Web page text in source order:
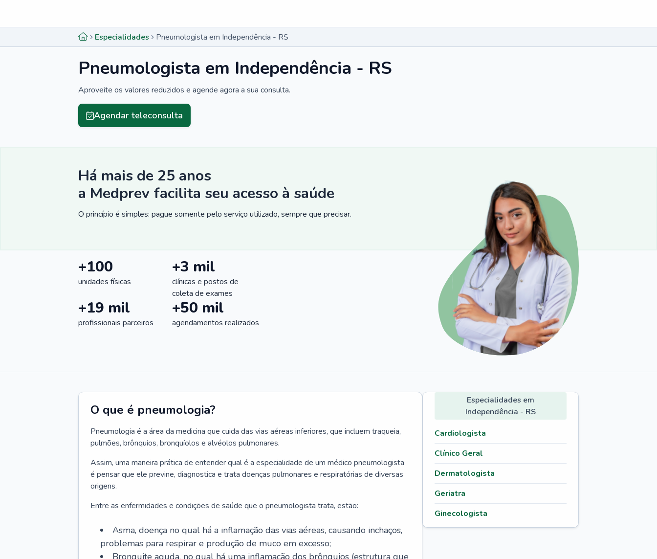
Especialidades Pneumologista em Independência - RS
Pneumologista em Independência - RS
Aproveite os valores reduzidos e agende agora a sua consulta.
Agendar teleconsulta
Há mais de 25 anos
a Medprev facilita seu acesso à saúde
O princípio é simples: pague somente pelo serviço utilizado, sempre que precisar.
+100
unidades físicas
+3 mil
clínicas e postos de
coleta de exames
+19 mil
profissionais parceiros
+50 mil
agendamentos realizados
O que é pneumologia?
Pneumologia é a área da medicina que cuida das vias aéreas inferiores, que incluem traqueia,
pulmões, brônquios, bronquíolos e alvéolos pulmonares.
Assim, uma maneira prática de entender qual é a especialidade de um médico pneumologista
é pensar que ele previne, diagnostica e trata doenças pulmonares e respiratórias de diversas
origens.
Entre as enfermidades e condições de saúde que o pneumologista trata, estão:
Asma, doença no qual há a inflamação das vias aéreas, causando inchaços,
problemas para respirar e produção de muco em excesso;
Bronquite aguda, no qual há uma inflamação dos brônquios (estrutura que
Especialidades em
Independência - RS
Cardiologista
Clínico Geral
Dermatologista
Geriatra
Ginecologista